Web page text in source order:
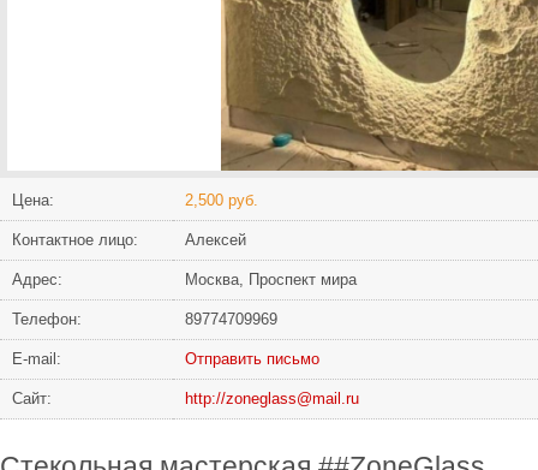
Цена: 2,500 руб.
Контактное лицо: Алексей
Адрес: Москва, Проспект мира
Телефон: 89774709969
Е-mail: Отправить письмо
Сайт: http://zoneglass@mail.ru